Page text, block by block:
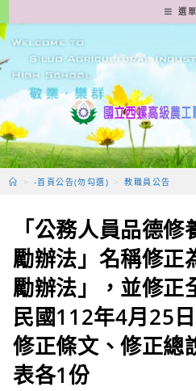
轉
至
要
容
選單
> -首頁公告(勿勾選) > 教職員公告
「公務人員品德
勵辦法」名稱修正
勵辦法」，並修正
民國112年4月25
修正條文、修正總
表各1份